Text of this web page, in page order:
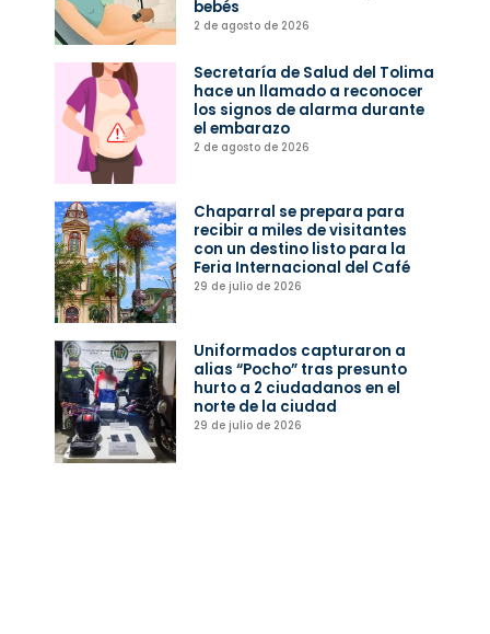
bebés
2 de agosto de 2026
Secretaría de Salud del Tolima
hace un llamado a reconocer
los signos de alarma durante
el embarazo
2 de agosto de 2026
Chaparral se prepara para
recibir a miles de visitantes
con un destino listo para la
Feria Internacional del Café
29 de julio de 2026
Uniformados capturaron a
alias “Pocho” tras presunto
hurto a 2 ciudadanos en el
norte de la ciudad
29 de julio de 2026